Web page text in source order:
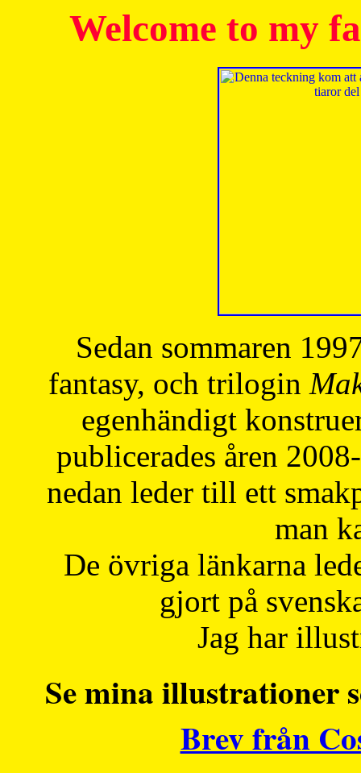
Welcome to my
Sedan sommaren
fantasy, och trilogin
egenhändigt
publicerades åren
nedan leder till ett
man
De övriga länkarna
gjort på
Jag har
Se mina illustrationer
Brev från